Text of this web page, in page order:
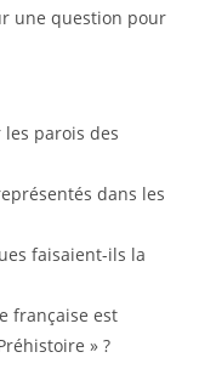
une question pour
les parois des
dans les
faisaient-ils la
française est
» ?